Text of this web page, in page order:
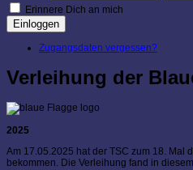
Erinnere Dich an mich
Einloggen
Zugangsdaten vergessen?
Verleihung der
2025
Am 17.05.2025 hat der TSC zum 18. Mal
bekommen. Die Verleihung fand in